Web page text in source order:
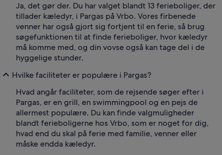
Ja, det gør der. Du har valget blandt 13 ferieboliger, der
tillader kæledyr, i Pargas på Vrbo. Vores firbenede
venner har også gjort sig fortjent til en ferie, så brug
søgefunktionen til at finde ferieboliger, hvor kæledyr
må komme med, og din vovse også kan tage del i de
hyggelige stunder.
Hvilke faciliteter er populære i Pargas?
Hvad angår faciliteter, som de rejsende søger efter i
Pargas, er en grill, en swimmingpool og en pejs de
allermest populære. Du kan finde valgmuligheder
blandt ferieboligerne hos Vrbo, som er noget for dig,
hvad end du skal på ferie med familie, venner eller
måske endda kæledyr.